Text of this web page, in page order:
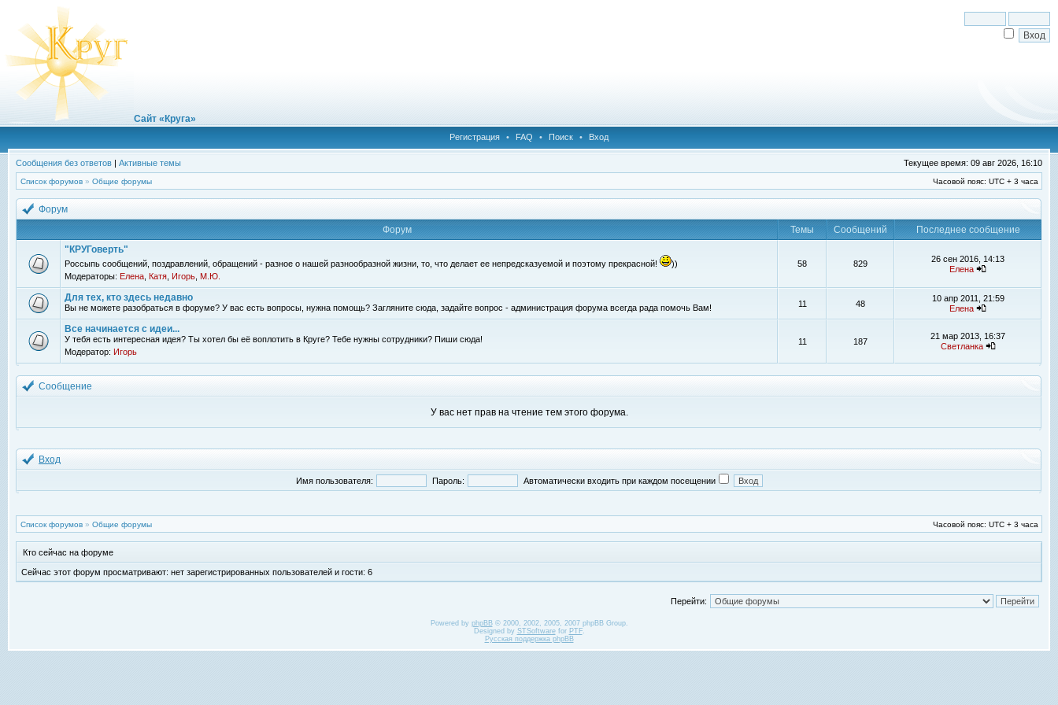
Сайт «Круга»
Регистрация • FAQ • Поиск • Вход
Сообщения без ответов | Активные темы Текущее время: 09 авг 2026, 16:10
Список форумов » Общие форумы Часовой пояс: UTC + 3 часа
Форум
Форум
Темы Сообщений
Последнее сообщение
"КРУГоверть"
Россыпь сообщений, поздравлений, обращений - разное о нашей разнообразной жизни, то, что делает ее непредсказуемой и поэтому прекрасной!
))
Модераторы: Елена Катя Игорь М.Ю.
58 829
26 сен 2016, 14:13
Елена
Для тех, кто здесь недавно
Вы не можете разобраться в форуме? У вас есть вопросы, нужна помощь? Загляните сюда, задайте вопрос - администрация форума всегда рада помочь Вам! 11 48
10 апр 2011, 21:59
Елена
Все начинается с идеи...
У тебя есть интересная идея? Ты хотел бы её воплотить в Круге? Тебе нужны сотрудники? Пиши сюда!
Модератор: Игорь
11 187
21 мар 2013, 16:37
Светланка
Сообщение
У вас нет прав на чтение тем этого форума.
Вход
Имя пользователя: Пароль: Автоматически входить при каждом посещении
Список форумов » Общие форумы Часовой пояс: UTC + 3 часа
Кто сейчас на форуме
Сейчас этот форум просматривают: нет зарегистрированных пользователей и гости: 6
Перейти:
Powered by phpBB© 2000, 2002, 2005, 2007 phpBB Group.
Designed by STSoftwarefor PTF.
Русская поддержка phpBB